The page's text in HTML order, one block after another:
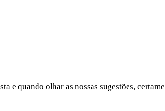
e quando olhar as nossas sugestões,